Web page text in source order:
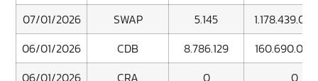
07/01/2026
SWAP 5.145
06/01/2026
CDB 8.786.129